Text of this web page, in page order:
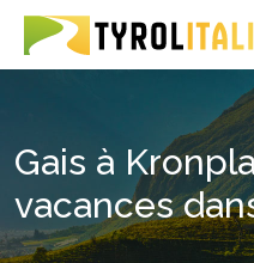
Gais à
vacances